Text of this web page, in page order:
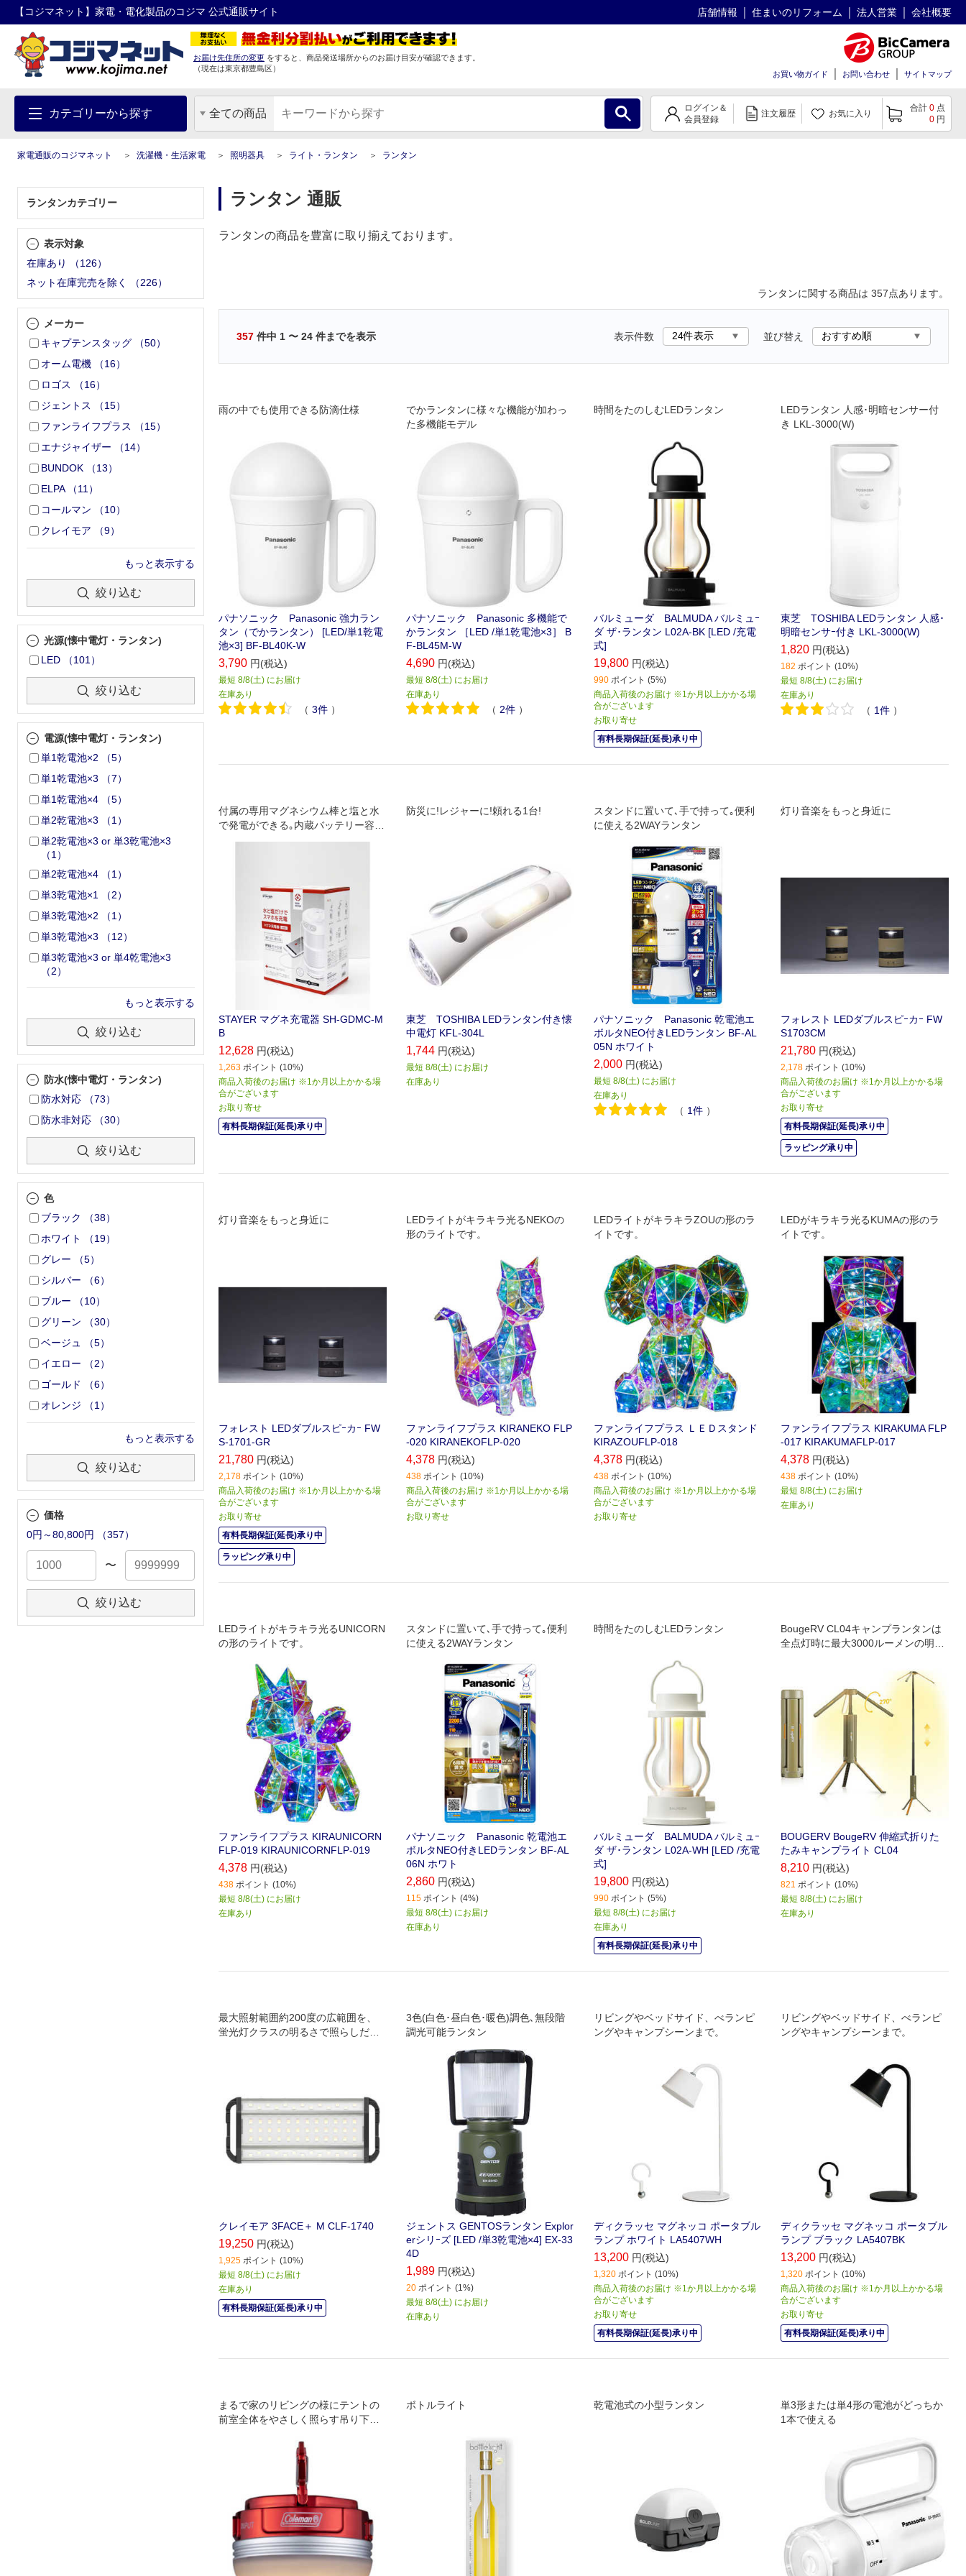
【コジマネット】家電・電化製品のコジマ 公式通販サイト 店舗情報 住まいのリフォーム 法人営業 会社概要
お届け先住所の変更 をすると、商品発送場所からのお届け目安が確認できます。
（現在は東京都豊島区）
お買い物ガイド お問い合わせ サイトマップ
カテゴリーから探す 全ての商品
ログイン＆
会員登録
注文履歴 お気に入り
合計 0 点
0 円
家電通販のコジマネット 洗濯機・生活家電 照明器具 ライト・ランタン ランタン
ランタンカテゴリー
表示対象
在庫あり
（126）
ネット在庫完売を除く
（226）
メーカー
キャプテンスタッグ
（50）
オーム電機
（16）
ロゴス
（16）
ジェントス
（15）
ファンライフプラス
（15）
エナジャイザー
（14）
BUNDOK
（13）
ELPA
（11 ）
コールマン
（10）
クレイモア
（9）
もっと表示する
絞り込む
光源(懐中電灯・ランタン)
LED
（101 ）
絞り込む
電源(懐中電灯・ランタン)
単1乾電池×2
（5）
単1乾電池×3
（7）
単1乾電池×4
（5）
単2乾電池×3
（1 ）
単2乾電池×3 or 単3乾電池×3
（1 ）
単2乾電池×4
（1 ）
単3乾電池×1
（2）
単3乾電池×2
（1 ）
単3乾電池×3
（12）
単3乾電池×3 or 単4乾電池×3
（2）
もっと表示する
絞り込む
防水(懐中電灯・ランタン)
防水対応
（73）
防水非対応
（30）
絞り込む
色
ブラック
（38）
ホワイト
（19）
グレー
（5）
シルバー
（6）
ブルー
（10）
グリーン
（30）
ベージュ
（5）
イエロー
（2）
ゴールド
（6）
オレンジ
（1 ）
もっと表示する
絞り込む
価格
0円～80,800円
（357）
〜
絞り込む
ランタン 通販
ランタンの商品を豊富に取り揃えております。
ランタンに関する商品は 357点あります。
357 件中 1 〜 24 件までを表示 表示件数 並び替え
雨の中でも使用できる防滴仕様
パナソニック Panasonic 強力ラン
タン（でかランタン） [LED/単1乾電
池×3] BF-BL40K-W
3,790 円(税込)
最短 8/8(土) にお届け
在庫あり
（ 3件 ）
でかランタンに様々な機能が加わっ
た多機能モデル
パナソニック Panasonic 多機能で
かランタン ［LED /単1乾電池×3］ B
F-BL45M-W
4,690 円(税込)
最短 8/8(土) にお届け
在庫あり
（ 2件 ）
時間をたのしむLEDランタン
バルミューダ BALMUDA バルミュｰ
ダ ザ･ランタン L02A-BK [LED /充電
式]
19,800 円(税込)
990 ポイント (5%)
商品入荷後のお届け ※1か月以上かかる場
合がございます
お取り寄せ
有料長期保証(延長)承り中
LEDランタン 人感･明暗センサー付
き LKL-3000(W)
東芝 TOSHIBA LEDランタン 人感･
明暗センサｰ付き LKL-3000(W)
1,820 円(税込)
182 ポイント (10%)
最短 8/8(土) にお届け
在庫あり
（ 1件 ）
付属の専用マグネシウム棒と塩と水
で発電ができる｡内蔵バッテリー容量
約2700mAのスマホの充電で約2.5回
STAYER マグネ充電器 SH-GDMC-M
B
12,628 円(税込)
1,263 ポイント (10%)
商品入荷後のお届け ※1か月以上かかる場
合がございます
お取り寄せ
有料長期保証(延長)承り中
防災に!レジャーに!頼れる1台!
東芝 TOSHIBA LEDランタン付き懐
中電灯 KFL-304L
1,744 円(税込)
最短 8/8(土) にお届け
在庫あり
スタンドに置いて､手で持って｡便利
に使える2WAYランタン
パナソニック Panasonic 乾電池エ
ボルタNEO付きLEDランタン BF-AL
05N ホワイト
2,000 円(税込)
最短 8/8(土) にお届け
在庫あり
（ 1件 ）
灯り音楽をもっと身近に
フォレスト LEDダブルスピｰカｰ FW
S1703CM
21,780 円(税込)
2,178 ポイント (10%)
商品入荷後のお届け ※1か月以上かかる場
合がございます
お取り寄せ
有料長期保証(延長)承り中
ラッピング承り中
灯り音楽をもっと身近に
フォレスト LEDダブルスピｰカｰ FW
S-1701-GR
21,780 円(税込)
2,178 ポイント (10%)
商品入荷後のお届け ※1か月以上かかる場
合がございます
お取り寄せ
有料長期保証(延長)承り中
ラッピング承り中
LEDライトがキラキラ光るNEKOの
形のライトです。
ファンライフプラス KIRANEKO FLP
-020 KIRANEKOFLP-020
4,378 円(税込)
438 ポイント (10%)
商品入荷後のお届け ※1か月以上かかる場
合がございます
お取り寄せ
LEDライトがキラキラZOUの形のラ
イトです。
ファンライフプラス ＬＥＤスタンド
KIRAZOUFLP-018
4,378 円(税込)
438 ポイント (10%)
商品入荷後のお届け ※1か月以上かかる場
合がございます
お取り寄せ
LEDがキラキラ光るKUMAの形のラ
イトです。
ファンライフプラス KIRAKUMA FLP
-017 KIRAKUMAFLP-017
4,378 円(税込)
438 ポイント (10%)
最短 8/8(土) にお届け
在庫あり
LEDライトがキラキラ光るUNICORN
の形のライトです。
ファンライフプラス KIRAUNICORN
FLP-019 KIRAUNICORNFLP-019
4,378 円(税込)
438 ポイント (10%)
最短 8/8(土) にお届け
在庫あり
スタンドに置いて､手で持って｡便利
に使える2WAYランタン
パナソニック Panasonic 乾電池エ
ボルタNEO付きLEDランタン BF-AL
06N ホワト
2,860 円(税込)
115 ポイント (4%)
最短 8/8(土) にお届け
在庫あり
時間をたのしむLEDランタン
バルミューダ BALMUDA バルミュｰ
ダ ザ･ランタン L02A-WH [LED /充電
式]
19,800 円(税込)
990 ポイント (5%)
最短 8/8(土) にお届け
在庫あり
有料長期保証(延長)承り中
BougeRV CL04キャンプランタンは
全点灯時に最大3000ルーメンの明る
BOUGERV BougeRV 伸縮式折りた
たみキャンプライト CL04
8,210 円(税込)
821 ポイント (10%)
最短 8/8(土) にお届け
在庫あり
最大照射範囲約200度の広範囲を、
蛍光灯クラスの明るさで照らしだし
クレイモア 3FACE＋ M CLF-1740
19,250 円(税込)
1,925 ポイント (10%)
最短 8/8(土) にお届け
在庫あり
有料長期保証(延長)承り中
3色(白色･昼白色･暖色)調色､無段階
調光可能ランタン
ジェントス GENTOSランタン Explor
erシリｰズ [LED /単3乾電池×4] EX-33
4D
1,989 円(税込)
20 ポイント (1%)
最短 8/8(土) にお届け
在庫あり
リビングやベッドサイド、べランピ
ングやキャンプシーンまで。
ディクラッセ マグネッコ ポータブル
ランプ ホワイト LA5407WH
13,200 円(税込)
1,320 ポイント (10%)
商品入荷後のお届け ※1か月以上かかる場
合がございます
お取り寄せ
有料長期保証(延長)承り中
リビングやベッドサイド、べランピ
ングやキャンプシーンまで。
ディクラッセ マグネッコ ポータブル
ランプ ブラック LA5407BK
13,200 円(税込)
1,320 ポイント (10%)
商品入荷後のお届け ※1か月以上かかる場
合がございます
お取り寄せ
有料長期保証(延長)承り中
まるで家のリビングの様にテントの
前室全体をやさしく照らす吊り下げ
ボトルライト 乾電池式の小型ランタン
単3形または単4形の電池がどっちか
1本で使える